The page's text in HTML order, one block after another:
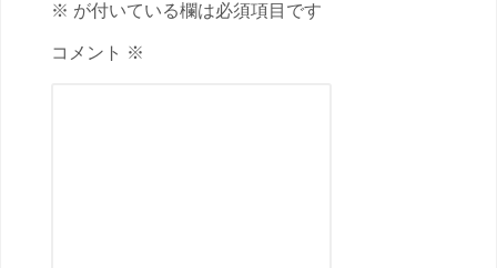
※ が付いている欄は必須項目です
コメント ※